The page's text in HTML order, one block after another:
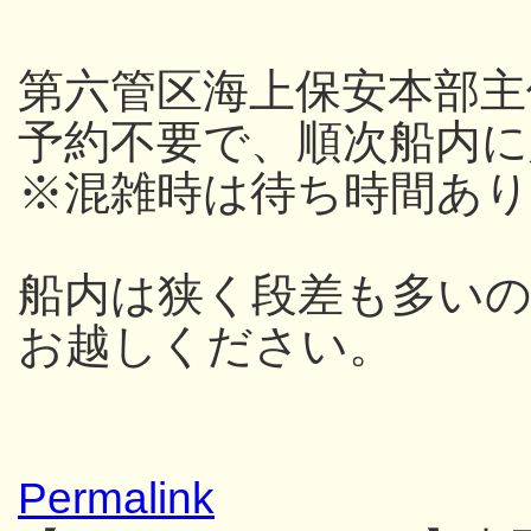
第六管区海上保安本部
予約不要で、順次船内
※混雑時は待ち時間あり
船内は狭く段差も多い
お越しください。
Permalink